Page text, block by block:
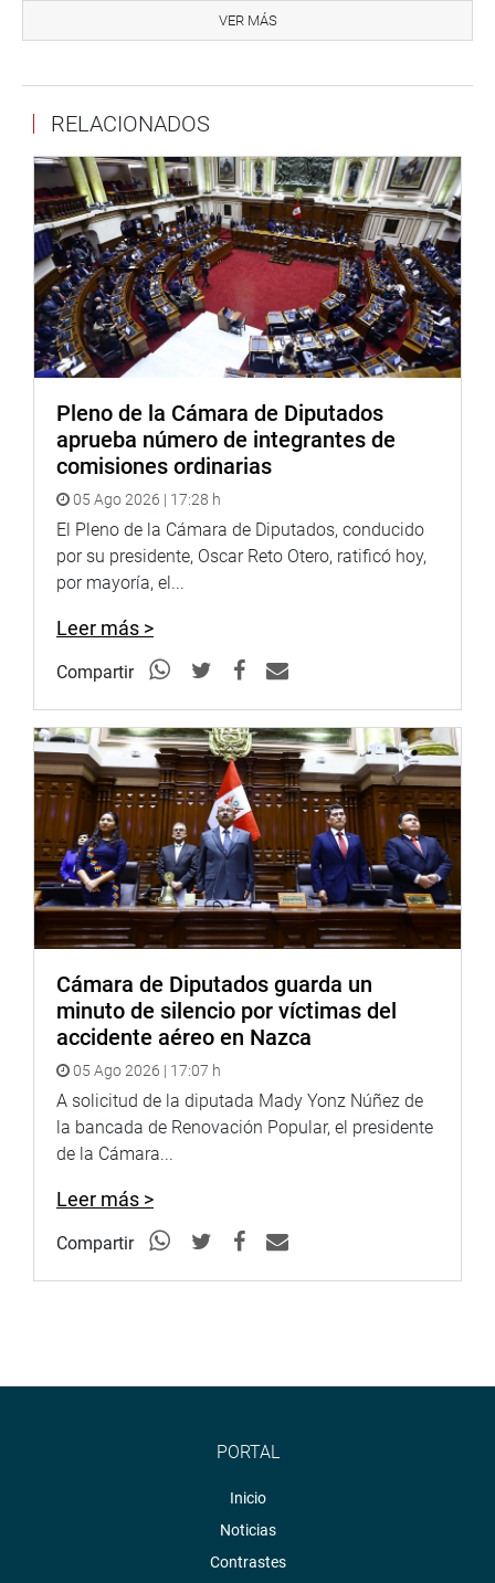
La congresista Magaly Ruíz Rodríguez (APP), autora del
entre los años 2010 y 2012 se lograron titular más de
47,000 predios, la situación ha empeorado desde el 1 de
enero de 2023, cuando se dejó de exonerar el pago de
tasas registrales.
“Esto ha causado grandes retrasos en la formalización de
predios rurales informales, lo que interfiere con los
esfuerzos para cerrar la brecha de titulación”, indicó.
Por su parte, el parlamentario Diego Calderón Bazán (RP)
dijo que “hoy este Congreso hace justicia, y, por supuesto,
esperamos que el Ejecutivo, después que este Congreso
posibilidad, no sólo a mi región, La Libertad, sino a todas
las regiones del país”.
segunda votación.
OFICINA DE COMUNICACIONES E IMAGEN
INSTITUCIONAL
VER MÁS
RELACIONADOS
Pleno de la Cámara de Diputados
aprueba número de integrantes de
comisiones ordinarias
05 Ago 2026 | 17:28 h
El Pleno de la Cámara de Diputados, conducido
por su presidente, Oscar Reto Otero, ratificó hoy,
por mayoría, el...
Leer más >
Compartir
Cámara de Diputados guarda un
minuto de silencio por víctimas del
accidente aéreo en Nazca
05 Ago 2026 | 17:07 h
A solicitud de la diputada Mady Yonz Núñez de
la bancada de Renovación Popular, el presidente
de la Cámara...
Leer más >
Compartir
PORTAL
Inicio
Noticias
Contrastes